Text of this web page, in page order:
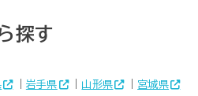
探す
岩手県 山形県
宮城県